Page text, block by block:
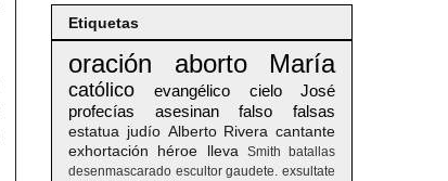
Etiquetas
oración aborto María
católico evangélico cielo
José
profecías
asesinan falso falsas
estatua judío Alberto Rivera cantante
exhortación
héroe lleva Smith
batallas
desenmascarado escultor gaudete. exsultate